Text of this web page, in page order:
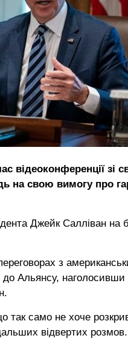
відеоконференції зі
на свою вимогу про
Джейк Салліван на
з
Альянсу,
так само не хоче
відвертих розмов.